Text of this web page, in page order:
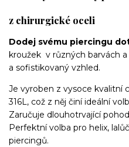
z chirurgické oceli
Dodej svému piercingu
kroužek v různých barvách
a sofistikovaný vzhled.
Je vyroben z vysoce kvalitní
316L, což z něj činí ideální
Zaručuje dlouhotrvající
Perfektní volba pro helix,
piercingů.